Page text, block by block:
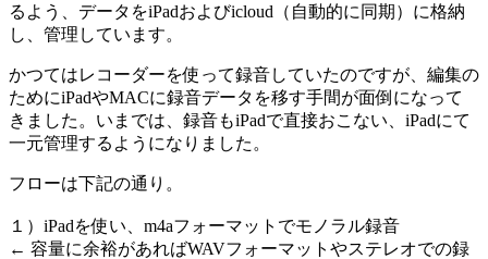
るよう、データをiPadおよびicloud（自動的に同期）に格納
し、管理しています。
かつてはレコーダーを使って録音していたのですが、編集の
ためにiPadやMACに録音データを移す手間が面倒になって
きました。いまでは、録音もiPadで直接おこない、iPadにて
一元管理するようになりました。
フローは下記の通り。
１）iPadを使い、m4aフォーマットでモノラル録音
← 容量に余裕があればWAVフォーマットやステレオでの録